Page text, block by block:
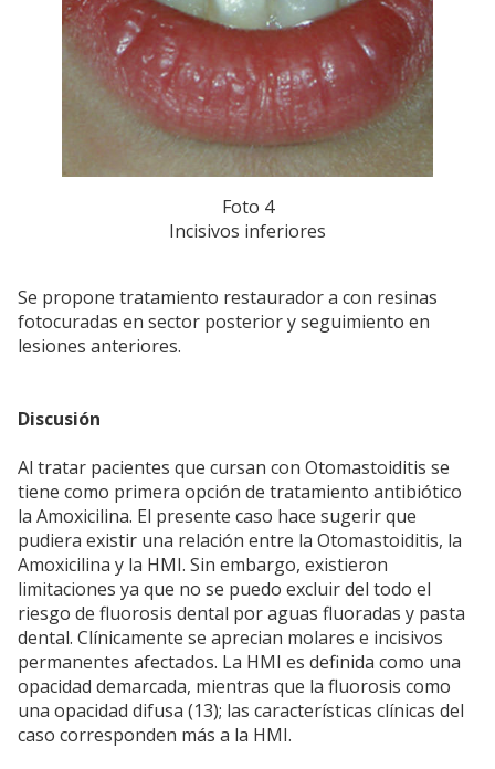
Foto 4
Incisivos inferiores
Se propone tratamiento restaurador a con resinas
fotocuradas en sector posterior y seguimiento en
lesiones anteriores.
Discusión
Al tratar pacientes que cursan con Otomastoiditis se
tiene como primera opción de tratamiento antibiótico
la Amoxicilina. El presente caso hace sugerir que
pudiera existir una relación entre la Otomastoiditis, la
Amoxicilina y la HMI. Sin embargo, existieron
limitaciones ya que no se puedo excluir del todo el
riesgo de fluorosis dental por aguas fluoradas y pasta
dental. Clínicamente se aprecian molares e incisivos
permanentes afectados. La HMI es definida como una
opacidad demarcada, mientras que la fluorosis como
una opacidad difusa (13); las características clínicas del
caso corresponden más a la HMI.